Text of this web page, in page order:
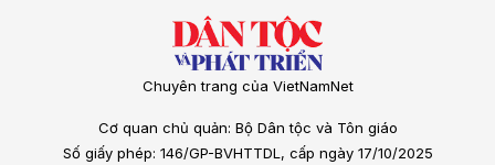
Chuyên trang của VietNamNet
Cơ quan chủ quản: Bộ Dân tộc và Tôn giáo
Số giấy phép: 146/GP-BVHTTDL, cấp ngày 17/10/2025